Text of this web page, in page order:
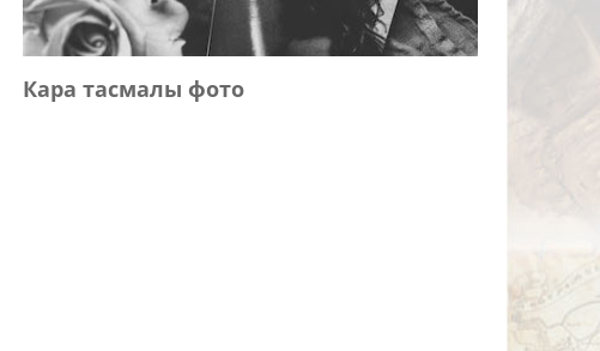
Кара тасмалы фото